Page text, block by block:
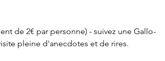
de 2€ par personne) - suivez une Gallo-
pleine d'anecdotes et de rires.